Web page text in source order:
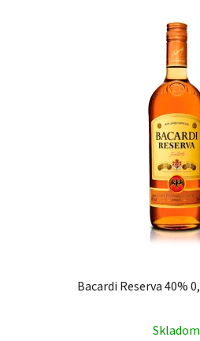
Bacardi Reserva 40%
Skladom